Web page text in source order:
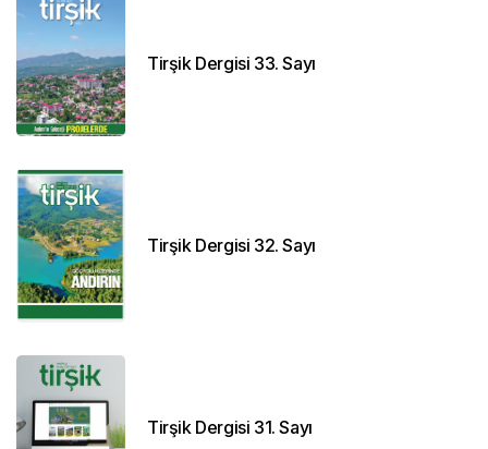
Tirşik Dergisi 33. Sayı
Tirşik Dergisi 32. Sayı
Tirşik Dergisi 31. Sayı